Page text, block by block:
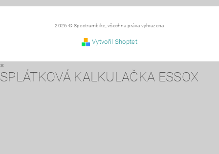
2026 © Spectrumbike, všechna práva vyhrazena
Vytvořil Shoptet
×
SPLÁTKOVÁ KALKULAČKA ESSOX